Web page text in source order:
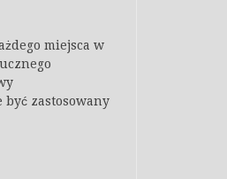
miejsca w
być zastosowany